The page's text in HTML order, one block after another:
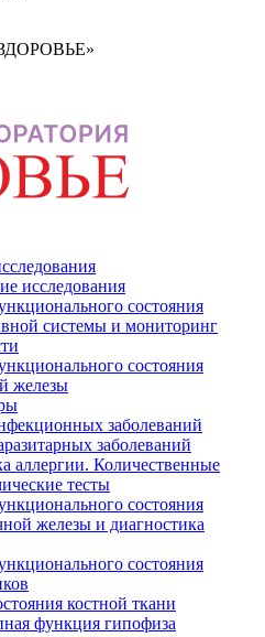
исследования
состояния
системы и мониторинг
состояния
железы
заболеваний
заболеваний
аллергии. Количественные
тесты
состояния
железы и диагностика
состояния
костной ткани
функция гипофиза